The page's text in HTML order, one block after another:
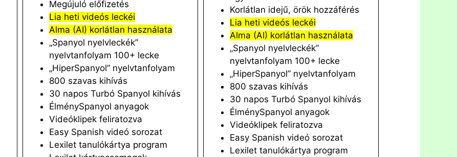
Megújuló előfizetés
Lia heti videós leckéi
Alma (AI) korlátlan használata
„Spanyol nyelvleckék”
nyelvtanfolyam 100+ lecke
„HiperSpanyol” nyelvtanfolyam
800 szavas kihívás
30 napos Turbó Spanyol kihívás
ÉlménySpanyol anyagok
Videóklipek feliratozva
Easy Spanish videó sorozat
Lexilet tanulókártya program
Korlátlan idejű, örök hozzáférés
Lia heti videós leckéi
Alma (AI) korlátlan használata
„Spanyol nyelvleckék”
nyelvtanfolyam 100+ lecke
„HiperSpanyol” nyelvtanfolyam
800 szavas kihívás
30 napos Turbó Spanyol kihívás
ÉlménySpanyol anyagok
Videóklipek feliratozva
Easy Spanish videó sorozat
Lexilet tanulókártya program